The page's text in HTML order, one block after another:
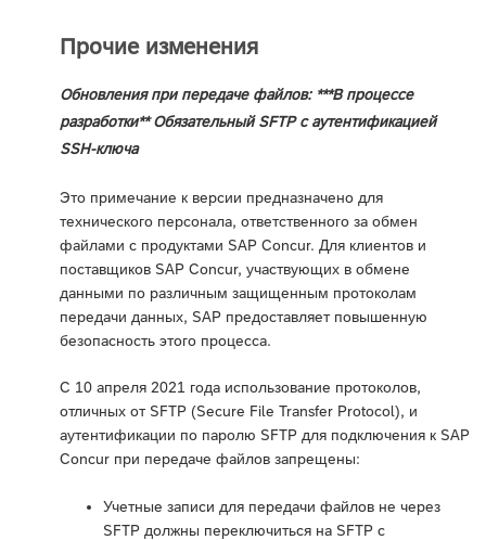
Прочие изменения
Обновления при передаче файлов: ***В процессе
разработки** Обязательный SFTP с аутентификацией
SSH-ключа
Это примечание к версии предназначено для
технического персонала, ответственного за обмен
файлами с продуктами SAP Concur. Для клиентов и
поставщиков SAP Concur, участвующих в обмене
данными по различным защищенным протоколам
передачи данных, SAP предоставляет повышенную
безопасность этого процесса.
С 10 апреля 2021 года использование протоколов,
отличных от SFTP (Secure File Transfer Protocol), и
аутентификации по паролю SFTP для подключения к SAP
Concur при передаче файлов запрещены:
Учетные записи для передачи файлов не через
SFTP должны переключиться на SFTP с